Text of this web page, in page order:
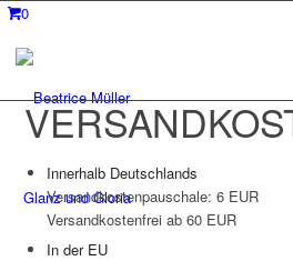
0
Glanz und Gloria
Innerhalb Deutschlands
Versandkostenpauschale: 6 EUR
Versandkostenfrei ab 60 EUR
In der EU